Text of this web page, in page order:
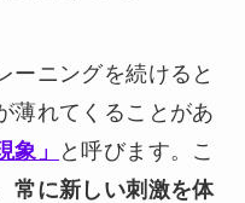
ーニングを続けると
薄れてくることがあ
象」
と呼びます。こ
常に新しい刺激を体